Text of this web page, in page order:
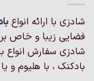
شادزی با ارائه انواع
فضایی زیبا و خاص
شادزی سفارش انواع
بادکنک ، با هلیوم و